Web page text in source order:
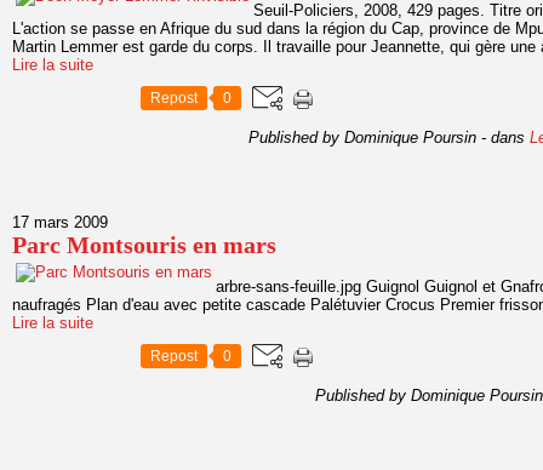
Seuil-Policiers, 2008, 429 pages. Titre
L'action se passe en Afrique du sud dans la région du Cap, province de
Martin Lemmer est garde du corps. Il travaille pour Jeannette, qui gère une
Lire la suite
Repost 0
Published by Dominique Poursin - dans
17 mars 2009
Parc Montsouris en mars
arbre-sans-feuille.jpg Guignol Guignol et
naufragés Plan d'eau avec petite cascade Palétuvier Crocus Premier
Lire la suite
Repost 0
Published by Dominique Poursin